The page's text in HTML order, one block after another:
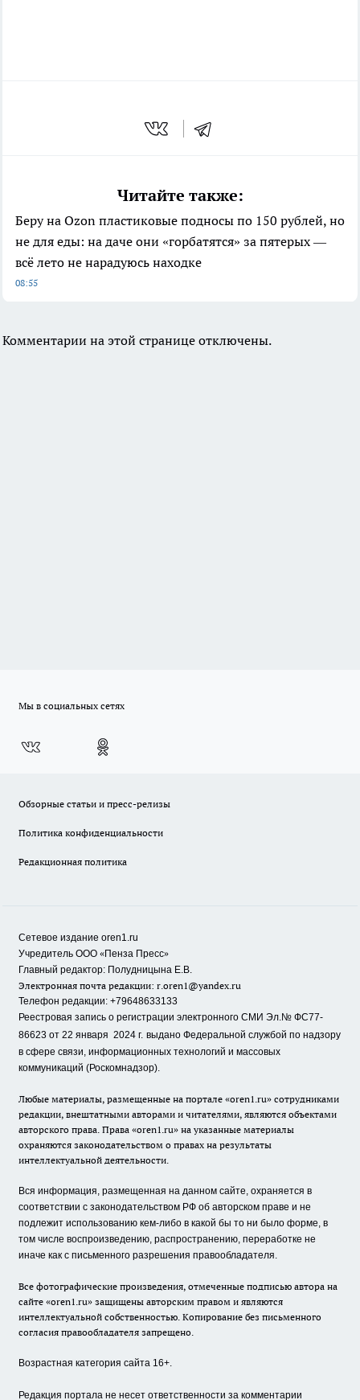
Читайте также:
Беру на Ozon пластиковые подносы по 150 рублей, но
не для еды: на даче они «горбатятся» за пятерых —
всё лето не нарадуюсь находке
08:55
Комментарии на этой странице отключены.
Мы в социальных сетях
Обзорные статьи и пресс-релизы
Политика конфиденциальности
Редакционная политика
Сетевое издание oren1.ru
Учредитель ООО «Пенза Пресс»
Главный редактор: Полудницына Е.В.
Электронная почта редакции: r.oren1@yandex.ru
Телефон редакции: +79648633133
Реестровая запись о регистрации электронного СМИ Эл.№ ФС77-
86623 от 22 января 2024 г. выдано Федеральной службой по надзору
в сфере связи, информационных технологий и массовых
коммуникаций (Роскомнадзор).
Любые материалы, размещенные на портале «oren1.ru» сотрудниками
редакции, внештатными авторами и читателями, являются объектами
авторского права. Права «oren1.ru» на указанные материалы
охраняются законодательством о правах на результаты
интеллектуальной деятельности.
Вся информация, размещенная на данном сайте, охраняется в
соответствии с законодательством РФ об авторском праве и не
подлежит использованию кем-либо в какой бы то ни было форме, в
том числе воспроизведению, распространению, переработке не
иначе как с письменного разрешения правообладателя.
Все фотографические произведения, отмеченные подписью автора на
сайте «oren1.ru» защищены авторским правом и являются
интеллектуальной собственностью. Копирование без письменного
согласия правообладателя запрещено.
Возрастная категория сайта 16+.
Редакция портала не несет ответственности за комментарии